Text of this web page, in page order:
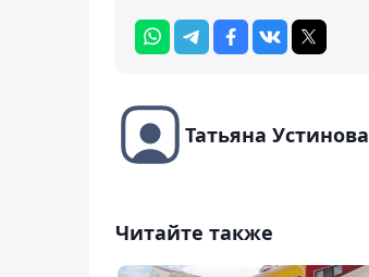
Татьяна Устинова
Читайте также